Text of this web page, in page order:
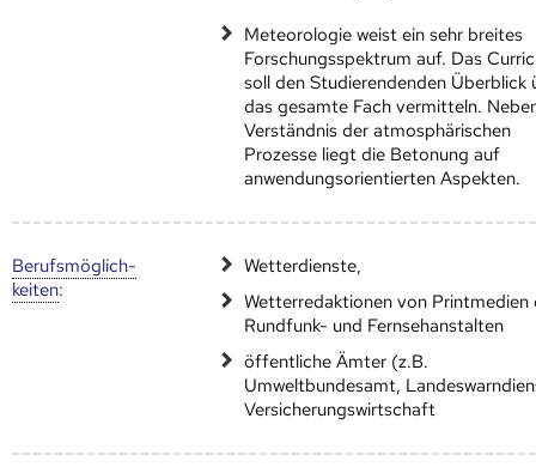
Meteorologie weist ein sehr breites
Forschungsspektrum auf. Das
soll den Studierendenden Überblick
das gesamte Fach vermitteln.
Verständnis der atmosphärischen
Prozesse liegt die Betonung auf
anwendungsorientierten Aspekten.
Berufs­möglich­
keiten:
Wetterdienste,
Wetterredaktionen von Printmedien
Rundfunk- und Fernsehanstalten
öffentliche Ämter (z.B.
Umweltbundesamt,
Versicherungswirtschaft